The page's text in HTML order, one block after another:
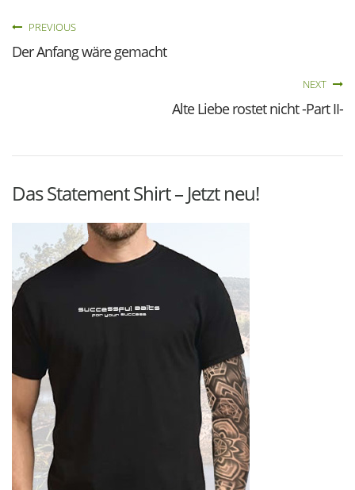
PREVIOUS
Der Anfang wäre gemacht
NEXT
Alte Liebe rostet nicht -Part II-
Das Statement Shirt – Jetzt neu!